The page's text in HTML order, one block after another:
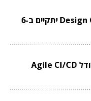
וובינר סינופסיס ל-Design Optimization יתקיים ב-6
וובינר סינופסיס לתכנון שבבים במודל Agile CI/CD